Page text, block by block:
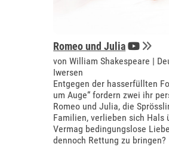
Romeo und Julia
von William Shakespeare |
Iwersen
Entgegen der hasserfüllten
um Auge“ fordern zwei ihr
Romeo und Julia, die
Familien, verlieben sich Hals
Vermag bedingungslose
dennoch Rettung zu bringen?